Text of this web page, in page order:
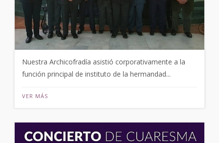
Nuestra Archicofradía asistió corporativamente a la
función principal de instituto de la hermandad...
VER MÁS